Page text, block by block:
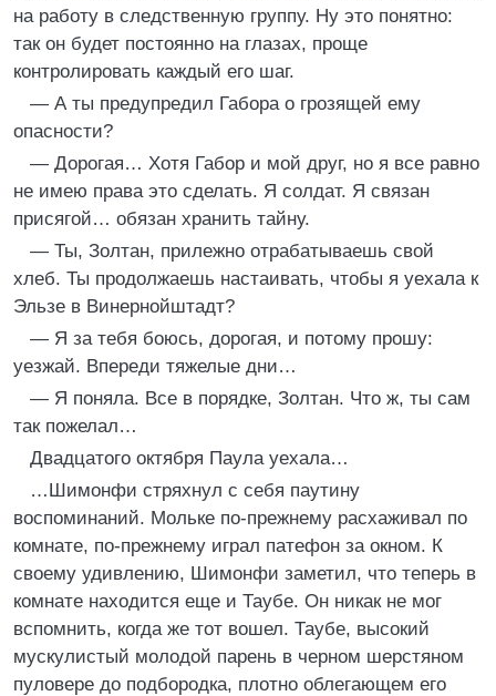
на работу в следственную группу. Ну это понятно:
так он будет постоянно на глазах, проще
контролировать каждый его шаг.
— А ты предупредил Габора о грозящей ему
опасности?
— Дорогая… Хотя Габор и мой друг, но я все равно
не имею права это сделать. Я солдат. Я связан
присягой… обязан хранить тайну.
— Ты, Золтан, прилежно отрабатываешь свой
хлеб. Ты продолжаешь настаивать, чтобы я уехала к
Эльзе в Винернойштадт?
— Я за тебя боюсь, дорогая, и потому прошу:
уезжай. Впереди тяжелые дни…
— Я поняла. Все в порядке, Золтан. Что ж, ты сам
так пожелал…
Двадцатого октября Паула уехала…
…Шимонфи стряхнул с себя паутину
воспоминаний. Мольке по-прежнему расхаживал по
комнате, по-прежнему играл патефон за окном. К
своему удивлению, Шимонфи заметил, что теперь в
комнате находится еще и Таубе. Он никак не мог
вспомнить, когда же тот вошел. Таубе, высокий
мускулистый молодой парень в черном шерстяном
пуловере до подбородка, плотно облегающем его